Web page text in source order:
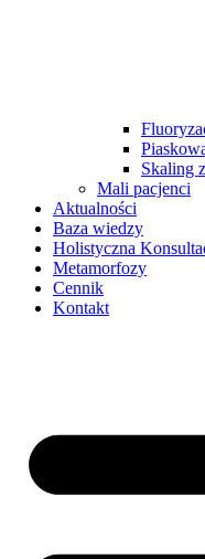
Skaling
Mali pacjenci
Aktualności
Baza wiedzy
Holistyczna
Metamorfozy
Cennik
Kontakt